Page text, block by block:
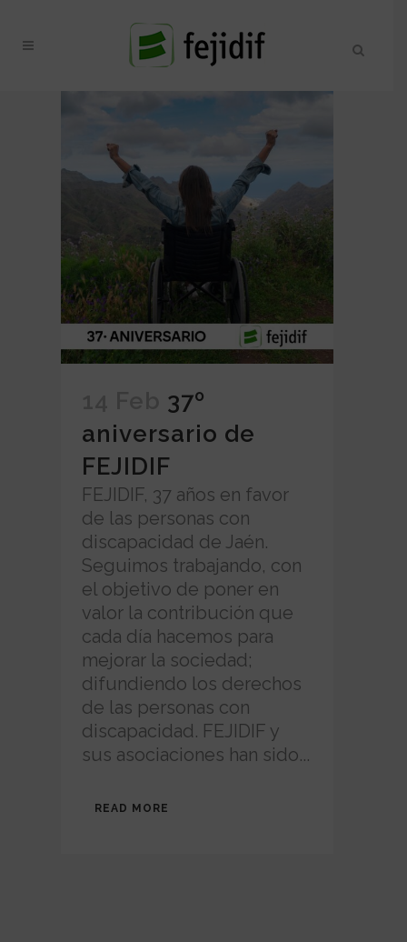
37º
aniversario de
FEJIDIF
FEJIDIF, 37 años en favor
de las personas con
discapacidad de Jaén.
Seguimos trabajando, con
el objetivo de poner en
valor la contribución que
cada día hacemos para
mejorar la sociedad;
difundiendo los derechos
de las personas con
discapacidad. FEJIDIF y
sus asociaciones han sido...
READ MORE